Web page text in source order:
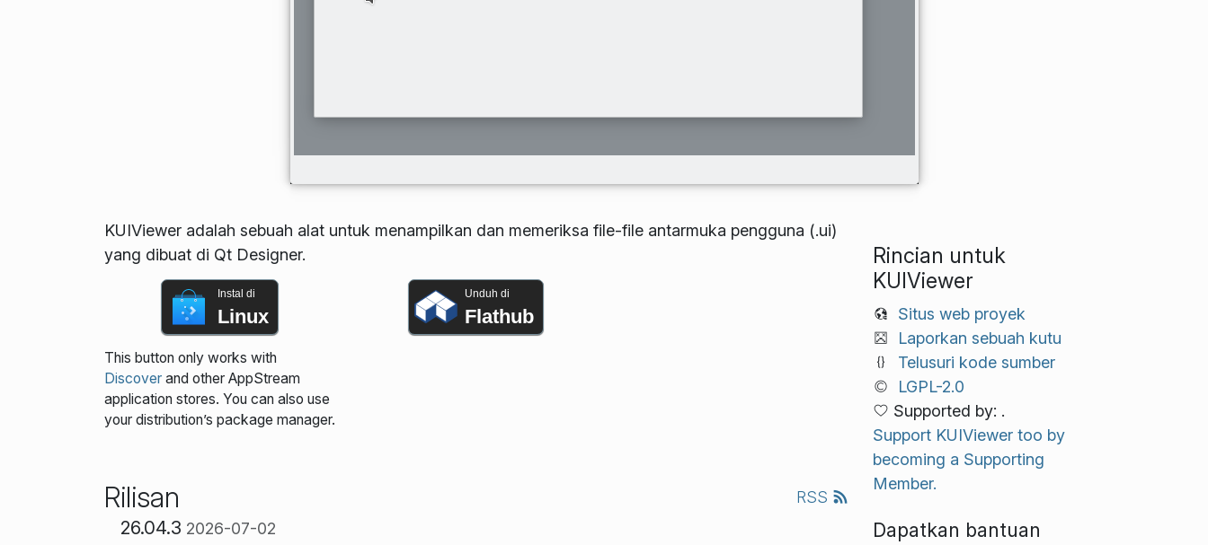
KUIViewer adalah sebuah alat untuk menampilkan dan memeriksa file-file antarmuka pengguna (.ui)
yang dibuat di Qt Designer.
Instal di
Linux
This button only works with
Discoverand other AppStream
application stores. You can also use
your distribution’s package manager.
Unduh di
Flathub
Rilisan RSS
26.04.3 2026-07-02
Rincian untuk
KUIViewer
Situs web proyek
Laporkan sebuah kutu
Telusuri kode sumber
LGPL-2.0
Supported by: .
Support KUIViewer too by
becoming a Supporting
Member.
Dapatkan bantuan